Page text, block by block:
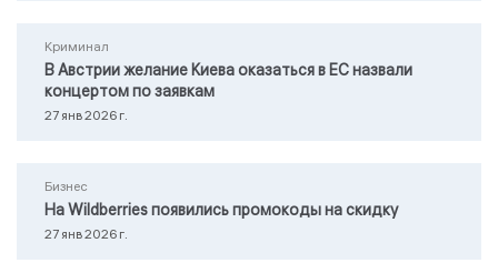
Криминал
В Австрии желание Киева оказаться в ЕС назвали
концертом по заявкам
27 янв 2026 г.
Бизнес
На Wildberries появились промокоды на скидку
27 янв 2026 г.